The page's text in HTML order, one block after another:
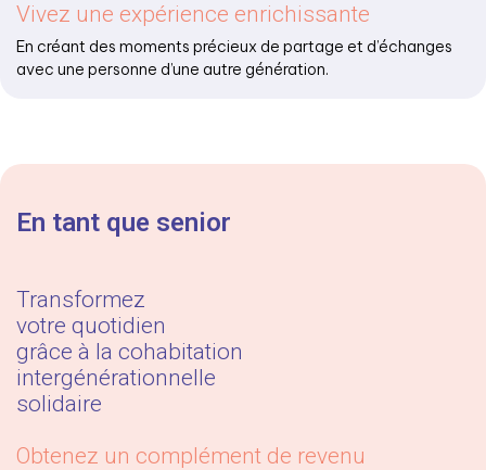
Vivez une expérience enrichissante
En créant des moments précieux de partage et d’échanges
avec une personne d’une autre génération.
En tant que senior
Transformez
votre quotidien
grâce à la cohabitation
intergénérationnelle
solidaire
Obtenez un complément de revenu